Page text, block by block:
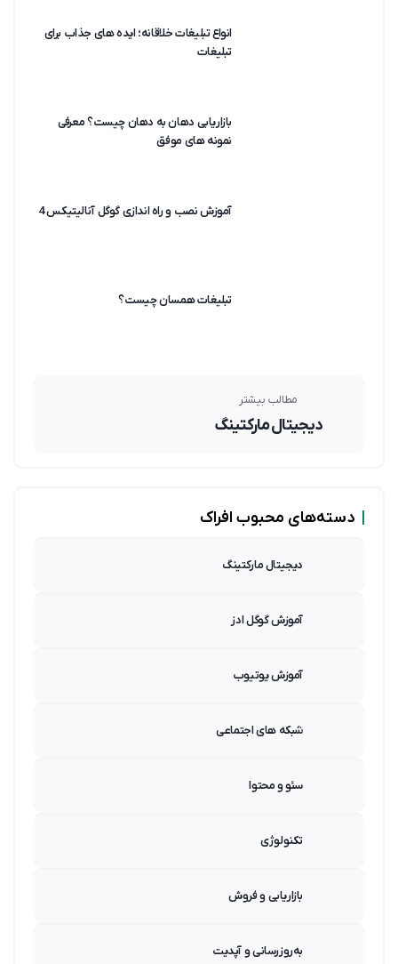
انواع تبلیغات خلاقانه؛ ایده های جذاب برای
تبلیغات
بازاریابی دهان به دهان چیست؟ معرفی
نمونه های موفق
آموزش نصب و راه اندازی گوگل آنالیتیکس 4
تبلیغات همسان چیست؟
مطالب بیشتر
دیجیتال مارکتینگ
دسته‌های محبوب افراک
دیجیتال مارکتینگ
آموزش گوگل ادز
آموزش یوتیوب
شبکه های اجتماعی
سئو و محتوا
تکنولوژی
بازاریابی و فروش
به‌روزرسانی و آپدیت